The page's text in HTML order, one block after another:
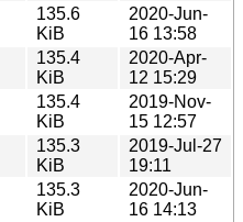
135.6
KiB
2020-Jun-
16 13:58
135.4
KiB
2020-Apr-
12 15:29
135.4
KiB
2019-Nov-
15 12:57
135.3
KiB
2019-Jul-27
19:11
135.3
KiB
2020-Jun-
16 14:13